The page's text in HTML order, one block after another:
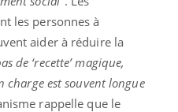
les personnes à
aider à réduire la
de ‘recette’ magique,
charge est souvent longue
rappelle que le